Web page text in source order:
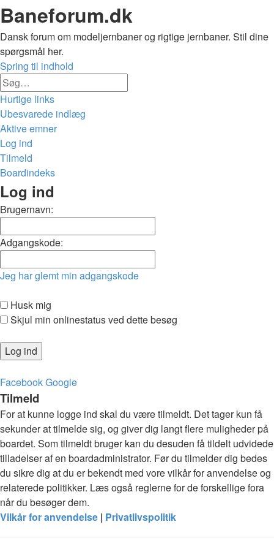
Baneforum.dk
Dansk forum om modeljernbaner og rigtige jernbaner. Stil dine
spørgsmål her.
Spring til indhold
Hurtige links
Ubesvarede indlæg
Aktive emner
Log ind
Tilmeld
Boardindeks
Søg
Log ind
Brugernavn:
Adgangskode:
Jeg har glemt min adgangskode
Husk mig
Skjul min onlinestatus ved dette besøg
FacebookGoogle
Tilmeld
For at kunne logge ind skal du være tilmeldt. Det tager kun få
sekunder at tilmelde sig, og giver dig langt flere muligheder på
boardet. Som tilmeldt bruger kan du desuden få tildelt udvidede
tilladelser af en boardadministrator. Før du tilmelder dig bedes
du sikre dig at du er bekendt med vore vilkår for anvendelse og
relaterede politikker. Læs også reglerne for de forskellige fora
når du besøger dem.
Vilkår for anvendelse | Privatlivspolitik